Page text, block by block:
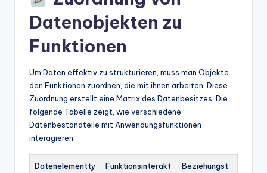
Datenobjekten zu
Funktionen
Um Daten effektiv zu strukturieren, muss man Objekte
den Funktionen zuordnen, die mit ihnen arbeiten. Diese
Zuordnung erstellt eine Matrix des Datenbesitzes. Die
folgende Tabelle zeigt, wie verschiedene
Datenbestandteile mit Anwendungsfunktionen
interagieren.
Datenelementty
Funktionsinterakt
Beziehungst